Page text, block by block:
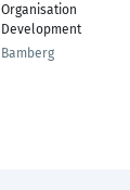
Organisation
Development
Bamberg